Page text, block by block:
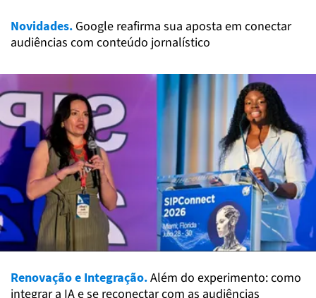
Novidades. Google reafirma sua aposta em conectar
audiências com conteúdo jornalístico
Renovação e Integração.Além do experimento: como
integrar a IA e se reconectar com as audiências